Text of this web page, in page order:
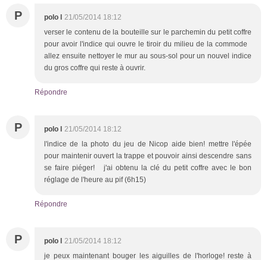
P polo l 21/05/2014 18:12
verser le contenu de la bouteille sur le parchemin du petit coffre
pour avoir l'indice qui ouvre le tiroir du milieu de la commode
allez ensuite nettoyer le mur au sous-sol pour un nouvel indice
du gros coffre qui reste à ouvrir.
Répondre
P polo l 21/05/2014 18:12
l'indice de la photo du jeu de Nicop aide bien! mettre l'épée
pour maintenir ouvert la trappe et pouvoir ainsi descendre sans
se faire piéger! j'ai obtenu la clé du petit coffre avec le bon
réglage de l'heure au pif (6h15)
Répondre
P polo l 21/05/2014 18:12
je peux maintenant bouger les aiguilles de l'horloge! reste à